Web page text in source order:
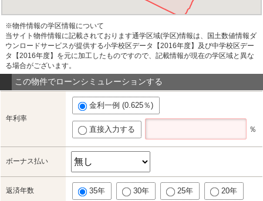
※物件情報の学区情報について
当サイト物件情報に記載されております通学区域(学区)情報は、国土数値情報ダ
ウンロードサービスが提供する小学校区データ【2016年度】及び中学校区デー
タ【2016年度】を元に加工したものですので、記載情報が現在の学区域と異な
る場合がございます。
この物件でローンシミュレーションする
年利率
金利一例 (0.625％)
直接入力する ％
ボーナス払い
返済年数 35年 30年 25年 20年